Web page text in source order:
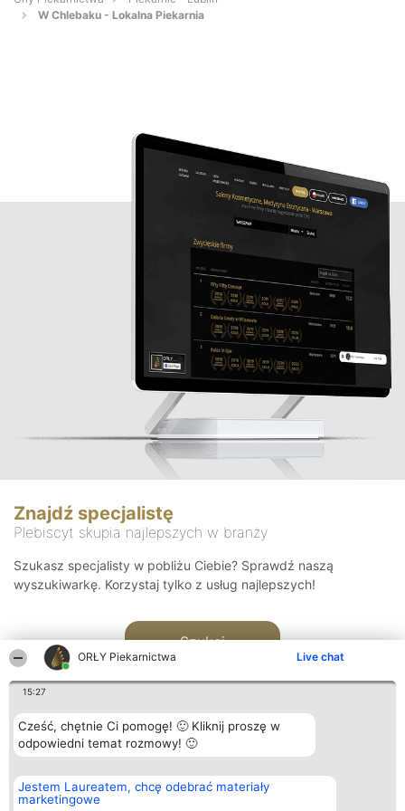
ORŁY Piekarnictwa Live chat
15:27
Cześć, chętnie Ci pomogę! 🙂 Kliknij proszę w
odpowiedni temat rozmowy! 🙂
Jestem Laureatem, chcę odebrać materiały
marketingowe
W Chlebaku - Lokalna Piekarnia
Znajdź specjalistę
Plebiscyt skupia najlepszych w branży
Szukasz specjalisty w pobliżu Ciebie? Sprawdź naszą
wyszukiwarkę. Korzystaj tylko z usług najlepszych!
Szukaj
Organizator plebiscytu
Bright Side Solutions sp. z o.
o. sp. k.
Plebiscyt
Laureaci
Kontakt
Kontakt